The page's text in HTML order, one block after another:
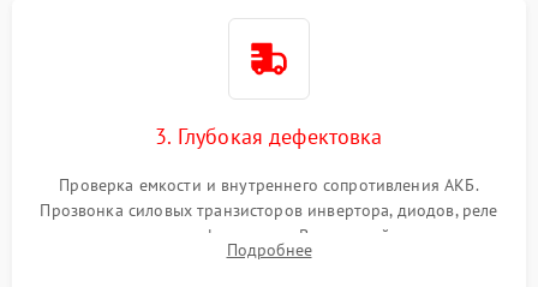
3. Глубокая дефектовка
Проверка емкости и внутреннего сопротивления АКБ.
Прозвонка силовых транзисторов инвертора, диодов, реле
переключения и трансформатора. Визуальный поиск вздутых
конденсаторов и прогаров на печатной плате.
Подробнее